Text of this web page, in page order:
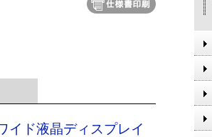
イド液晶ディスプレイ